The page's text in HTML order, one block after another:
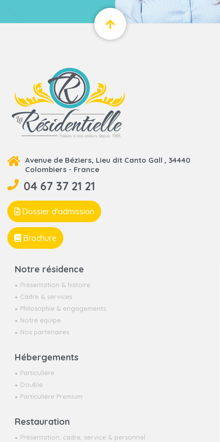
Avenue de Béziers, Lieu dit Canto Gall , 34440
Colombiers - France
04 67 37 21 21
Dossier d'admission
Brochure
Notre résidence
Présentation & histoire
Cadre & services
Philosophie & engagements
Notre équipe
Nos partenaires
Hébergements
Particulière
Double
Particulière Premium
Restauration
Présentation, cadre, service & personnel